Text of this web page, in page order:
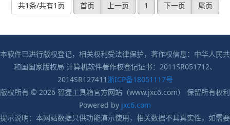
共1条/共有1页 首页 上一页 1 下一页 尾页
本软件已进行版权登记，相关权利受法律保护，著作权信息：中华人民共
和国国家版权局 计算机软件著作权登记证书：2011SR051712、
2014SR127411 浙ICP备18051117号
版权所有 © 2026 智捷工具箱官方网站（www.jxc6.com） 保留所有权利
Powered by jxc6.com
提示说明：本网站数据只供功能演示使用，相关数据不具真实性，如需要